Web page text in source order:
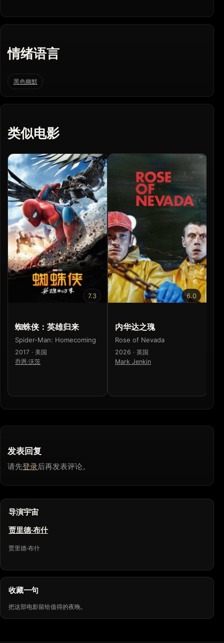
情绪语言
黑色幽默
类似电影
7.3
蜘蛛侠：英雄归来
Spider-Man: Homecoming
2017 · 美国
乔恩·沃茨
6.0
内华达之瑰
Rose of Nevada
2026 · 英国
Mark Jenkin
发表回复
请先登录后再发表评论。
导演宇宙
贾里德·布什
贾里德·布什
收藏一句
把这部电影留给值得的夜晚。